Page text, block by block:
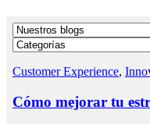
Customer Experience,
Cómo mejorar tu